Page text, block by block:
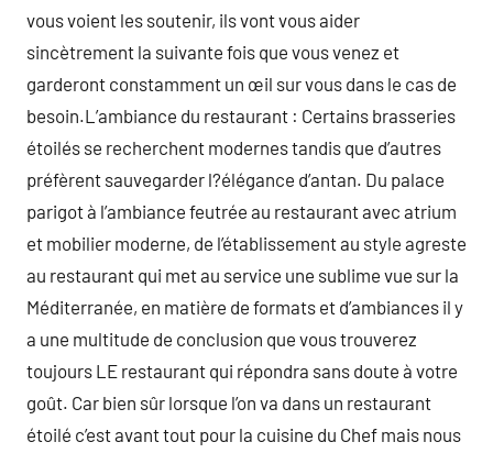
vous voient les soutenir, ils vont vous aider
sincètrement la suivante fois que vous venez et
garderont constamment un œil sur vous dans le cas de
besoin.L’ambiance du restaurant : Certains brasseries
étoilés se recherchent modernes tandis que d’autres
préfèrent sauvegarder l?élégance d’antan. Du palace
parigot à l’ambiance feutrée au restaurant avec atrium
et mobilier moderne, de l’établissement au style agreste
au restaurant qui met au service une sublime vue sur la
Méditerranée, en matière de formats et d’ambiances il y
a une multitude de conclusion que vous trouverez
toujours LE restaurant qui répondra sans doute à votre
goût. Car bien sûr lorsque l’on va dans un restaurant
étoilé c’est avant tout pour la cuisine du Chef mais nous